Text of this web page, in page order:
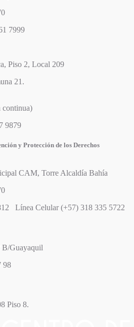
7999
Piso 2, Local 209
21.
continua)
9879
y Protección de los Derechos
CAM, Torre Alcaldía Bahía
Línea Celular (+57) 318 335 5722
B/Guayaquil
98
Piso 8.